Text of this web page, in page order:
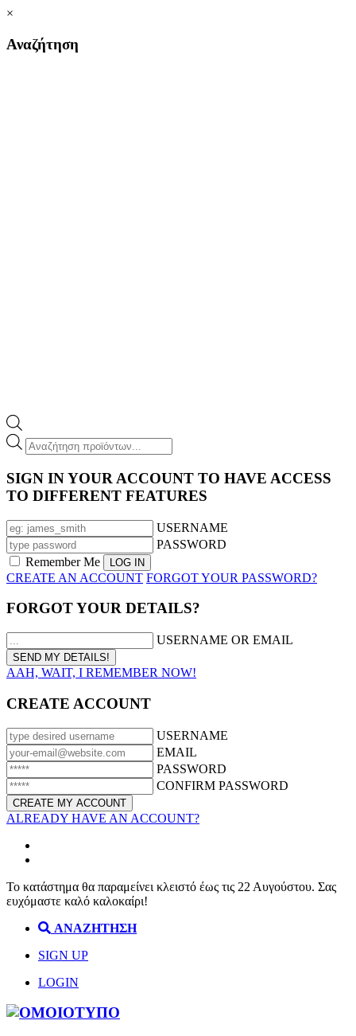
×
Αναζήτηση
Products
search
SIGN IN YOUR ACCOUNT TO HAVE ACCESS
TO DIFFERENT FEATURES
USERNAME
PASSWORD
Remember Me
CREATE AN ACCOUNT FORGOT YOUR PASSWORD?
FORGOT YOUR DETAILS?
USERNAME OR EMAIL
AAH, WAIT, I REMEMBER NOW!
CREATE ACCOUNT
USERNAME
EMAIL
PASSWORD
CONFIRM PASSWORD
ALREADY HAVE AN ACCOUNT?
Το κατάστημα θα παραμείνει κλειστό έως τις 22 Αυγούστου. Σας
ευχόμαστε καλό καλοκαίρι!
ΑΝΑΖΗΤΗΣΗ
SIGN UP
LOGIN